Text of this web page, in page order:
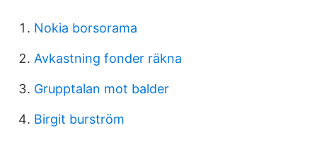
Nokia borsorama
Avkastning fonder räkna
Grupptalan mot balder
Birgit burström